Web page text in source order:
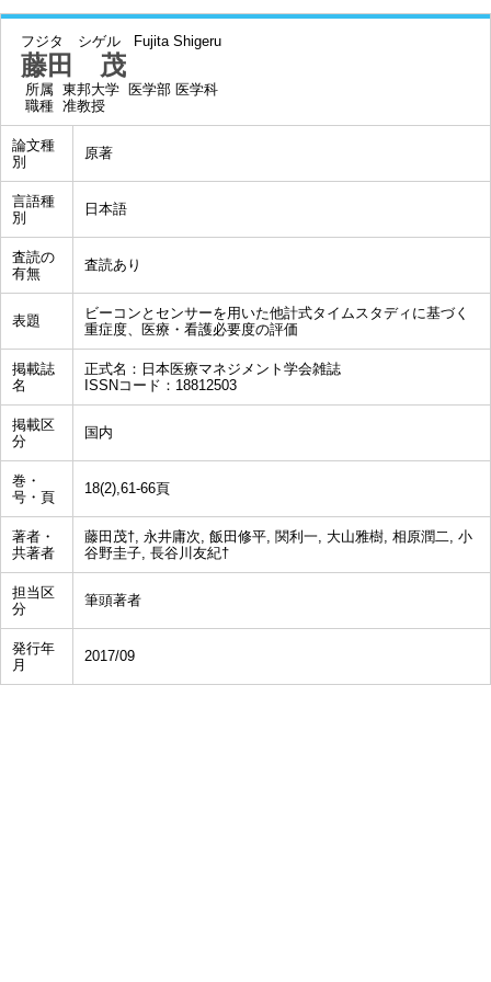
フジタ シゲル Fujita Shigeru
藤田 茂
所属 東邦大学 医学部 医学科
職種 准教授
論文種
別
原著
言語種
別
日本語
査読の
有無
査読あり
表題
ビーコンとセンサーを用いた他計式タイムスタディに基づく
重症度、医療・看護必要度の評価
掲載誌
名
正式名：日本医療マネジメント学会雑誌
ISSNコード：18812503
掲載区
分
国内
巻・
号・頁
18(2),61-66頁
著者・
共著者
藤田茂†, 永井庸次, 飯田修平, 関利一, 大山雅樹, 相原潤二, 小
谷野圭子, 長谷川友紀†
担当区
分
筆頭著者
発行年
月
2017/09